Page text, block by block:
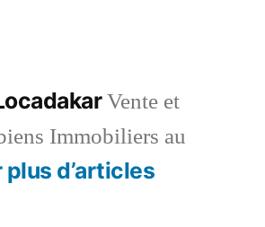
Vente et
Immobiliers au
plus d’articles